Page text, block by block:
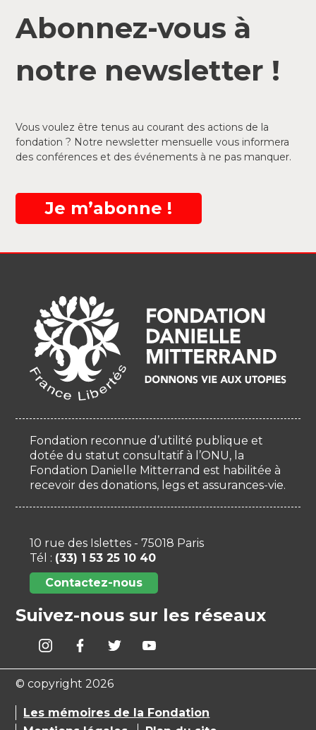
Abonnez-vous à
notre newsletter !
Vous voulez être tenus au courant des actions de la
fondation ? Notre newsletter mensuelle vous informera
des conférences et des événements à ne pas manquer.
Je m’abonne !
Fondation reconnue d’utilité publique et
dotée du statut consultatif à l’ONU, la
Fondation Danielle Mitterrand est habilitée à
recevoir des donations, legs et assurances-vie.
10 rue des Islettes - 75018 Paris
Tél : (33) 1 53 25 10 40
Contactez-nous
Suivez-nous sur les réseaux
© copyright 2026
Les mémoires de la Fondation